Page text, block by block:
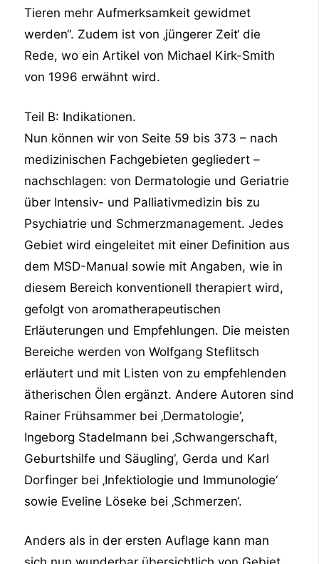
Tieren mehr Aufmerksamkeit gewidmet
werden“. Zudem ist von ‚jüngerer Zeit‘ die
Rede, wo ein Artikel von Michael Kirk-Smith
von 1996 erwähnt wird.
Teil B: Indikationen.
Nun können wir von Seite 59 bis 373 – nach
medizinischen Fachgebieten gegliedert –
nachschlagen: von Dermatologie und Geriatrie
über Intensiv- und Palliativmedizin bis zu
Psychiatrie und Schmerzmanagement. Jedes
Gebiet wird eingeleitet mit einer Definition aus
dem MSD-Manual sowie mit Angaben, wie in
diesem Bereich konventionell therapiert wird,
gefolgt von aromatherapeutischen
Erläuterungen und Empfehlungen. Die meisten
Bereiche werden von Wolfgang Steflitsch
erläutert und mit Listen von zu empfehlenden
ätherischen Ölen ergänzt. Andere Autoren sind
Rainer Frühsammer bei ‚Dermatologie‘,
Ingeborg Stadelmann bei ‚Schwangerschaft,
Geburtshilfe und Säugling‘, Gerda und Karl
Dorfinger bei ‚Infektiologie und Immunologie‘
sowie Eveline Löseke bei ‚Schmerzen‘.
Anders als in der ersten Auflage kann man